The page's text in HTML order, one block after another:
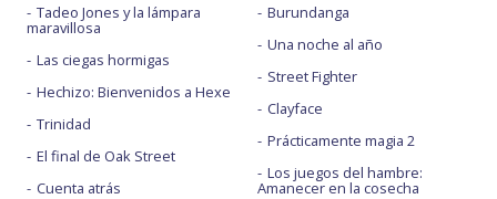
Tadeo Jones y la lámpara
maravillosa
Las ciegas hormigas
Hechizo: Bienvenidos a Hexe
Trinidad
El final de Oak Street
Cuenta atrás
Burundanga
Una noche al año
Street Fighter
Clayface
Prácticamente magia 2
Los juegos del hambre:
Amanecer en la cosecha